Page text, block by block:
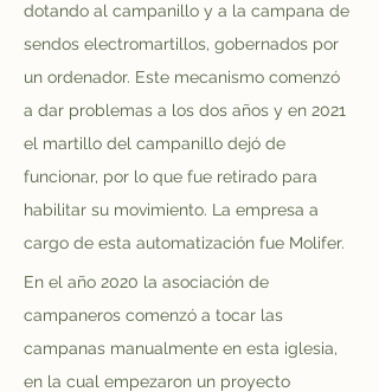
dotando al campanillo y a la campana de
sendos electromartillos, gobernados por
un ordenador. Este mecanismo comenzó
a dar problemas a los dos años y en 2021
el martillo del campanillo dejó de
funcionar, por lo que fue retirado para
habilitar su movimiento. La empresa a
cargo de esta automatización fue Molifer.
En el año 2020 la asociación de
campaneros comenzó a tocar las
campanas manualmente en esta iglesia,
en la cual empezaron un proyecto